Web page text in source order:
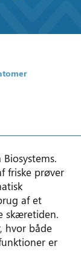
friske prøver
af et
skæretiden.
hvor både
er